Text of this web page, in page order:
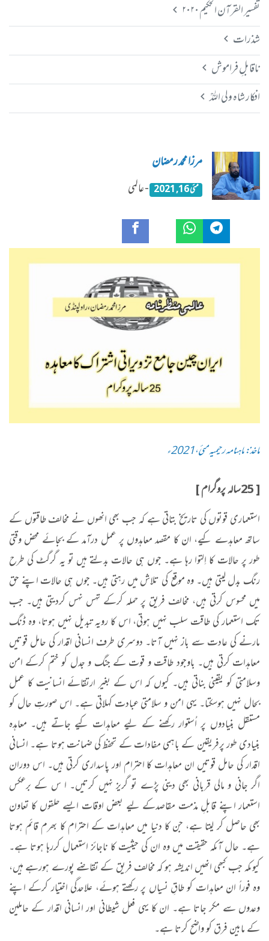
تفسیر القرآن الحکیم ۲۰۲۰
شذرات
ناقابلِ فراموش
افکار شاہ ولی اللہؒ
مرزا محمد رمضان
مئی 16, 2021 - عالمی
ماخذ: ماہنامہ رحیمیہ مئی،2021ء
[ 25سالہ پروگرام ]
استعماری قوتوں کی تاریخ بتاتی ہے کہ جب بھی انھوں نے مخالف طاقتوں کے
ساتھ معاہدے کیے، ان کا مقصد معاہدوں پر عمل درآمد کے بجائے محض وقتی
طور پر حالات کا اِلتوا رہا ہے۔ جوں ہی حالات بدلتے ہیں تو یہ گرگٹ کی طرح
رنگ بدل لیتی ہیں۔ وہ موقع کی تلاش میں رہتی ہیں۔ جوں ہی حالات اپنے حق
میں محسوس کرتی ہیں، مخالف فریق پر حملہ کرکے تہس نہس کردیتی ہیں۔ جب
تک استعمار کی طاقت سلب نہیں ہوتی، اس کا رویہ تبدیل نہیں ہوتا، وہ ڈنگ
مارنے کی عادت سے باز نہیں آتا۔ دوسری طرف انسانی اقدار کی حامل قوتیں
معاہدات کرتی ہیں۔ باوجود طاقت و قوت کے جنگ و جدل کو ختم کرکے امن
وسلامتی کو یقینی بناتی ہیں۔ کیوں کہ اس کے بغیر ارتقائے انسانیت کا عمل
بحال نہیں ہوسکتا۔ یہی امن و سلامتی عبادت کہلاتی ہے۔ اس صورتِ حال کو
مستقل بنیادوں پر اُستوار رکھنے کے لیے معاہدات کیے جاتے ہیں۔ معاہدہ
بنیادی طور پرفریقین کے باہمی مفادات کے تحفظ کی ضمانت ہوتا ہے۔ انسانی
اقدار کی حامل قوتیں ان معاہدات کا احترام اور پاسداری کرتی ہیں۔ اس دوران
اگر جانی و مالی قربانی بھی دینی پڑے تو گریز نہیں کرتیں۔ ا س کے برعکس
استعمار اپنے قابلِ مذمت مقاصدکے لیے بعض اوقات ایسے حلقوں کا تعاون
بھی حاصل کر لیتا ہے، جن کا دنیا میں معاہدات کے احترام کا بھرم قائم ہوتا
ہے۔ حال آںکہ حقیقت میں وہ ان کی حیثیت کا ناجائز استعمال کررہا ہوتا ہے۔
کیوںکہ جب کبھی انھیں اندیشہ ہو کہ مخالف فریق کے تقاضے پورے ہورہے ہیں،
وہ فوراً ان معاہدات کو طاقِ نسیاں پر رکھتے ہوئے، علاحدگی اختیار کرکے اپنے
وعدوں سے مکر جاتا ہے۔ ان کا یہی فعل شیطانی اور انسانی اقدار کے حاملین
کے مابین فرق کو واضح کرتا ہے۔